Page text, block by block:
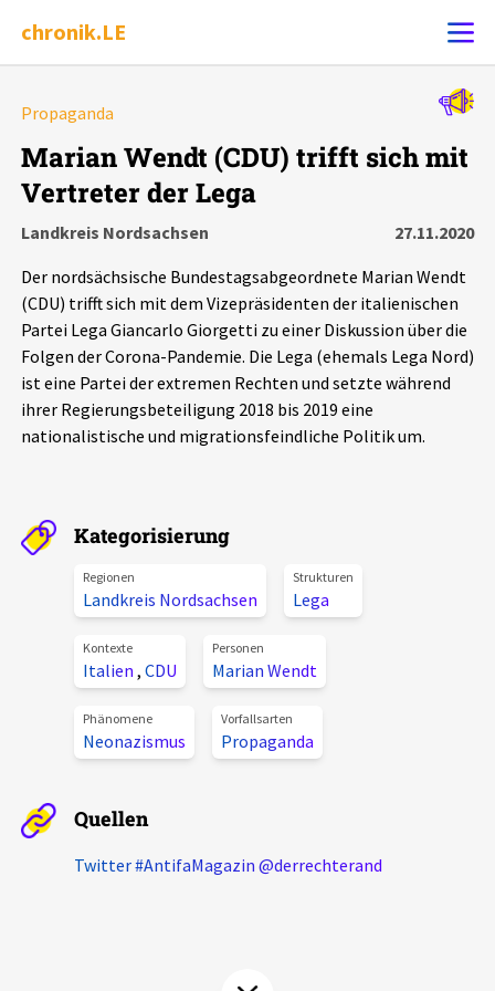
chronik.LE
Chronik
Leipziger Zustände
Schlaglichter
Aktuelles
Alle Beiträge
Veranstaltungen
Pressemitteilungen
Podcasts
Über uns
Projektbeschreibung
Kontakt
Unterstützer_innen
chronik.LE in der Presse
Propaganda
Marian Wendt (CDU) trifft sich mit
Vertreter der Lega
Landkreis Nordsachsen
27.11.2020
Der nordsächsische Bundestagsabgeordnete Marian Wendt
(CDU) trifft sich mit dem Vizepräsidenten der italienischen
Partei Lega Giancarlo Giorgetti zu einer Diskussion über die
Folgen der Corona-Pandemie. Die Lega (ehemals Lega Nord)
ist eine Partei der extremen Rechten und setzte während
ihrer Regierungsbeteiligung 2018 bis 2019 eine
nationalistische und migrationsfeindliche Politik um.
Kategorisierung
Regionen
Landkreis Nordsachsen
Strukturen
Lega
Kontexte
Italien , CDU
Personen
Marian Wendt
Phänomene
Neonazismus
Vorfallsarten
Propaganda
Quellen
Twitter #AntifaMagazin @derrechterand
Alle Ereignisse
Ereignisse
Ereignisse Statistik